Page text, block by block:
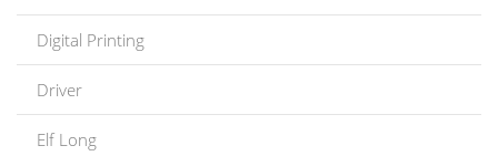
Digital Printing
Driver
Elf Long